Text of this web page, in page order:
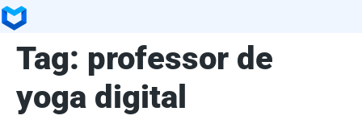
Tag: professor de
yoga digital